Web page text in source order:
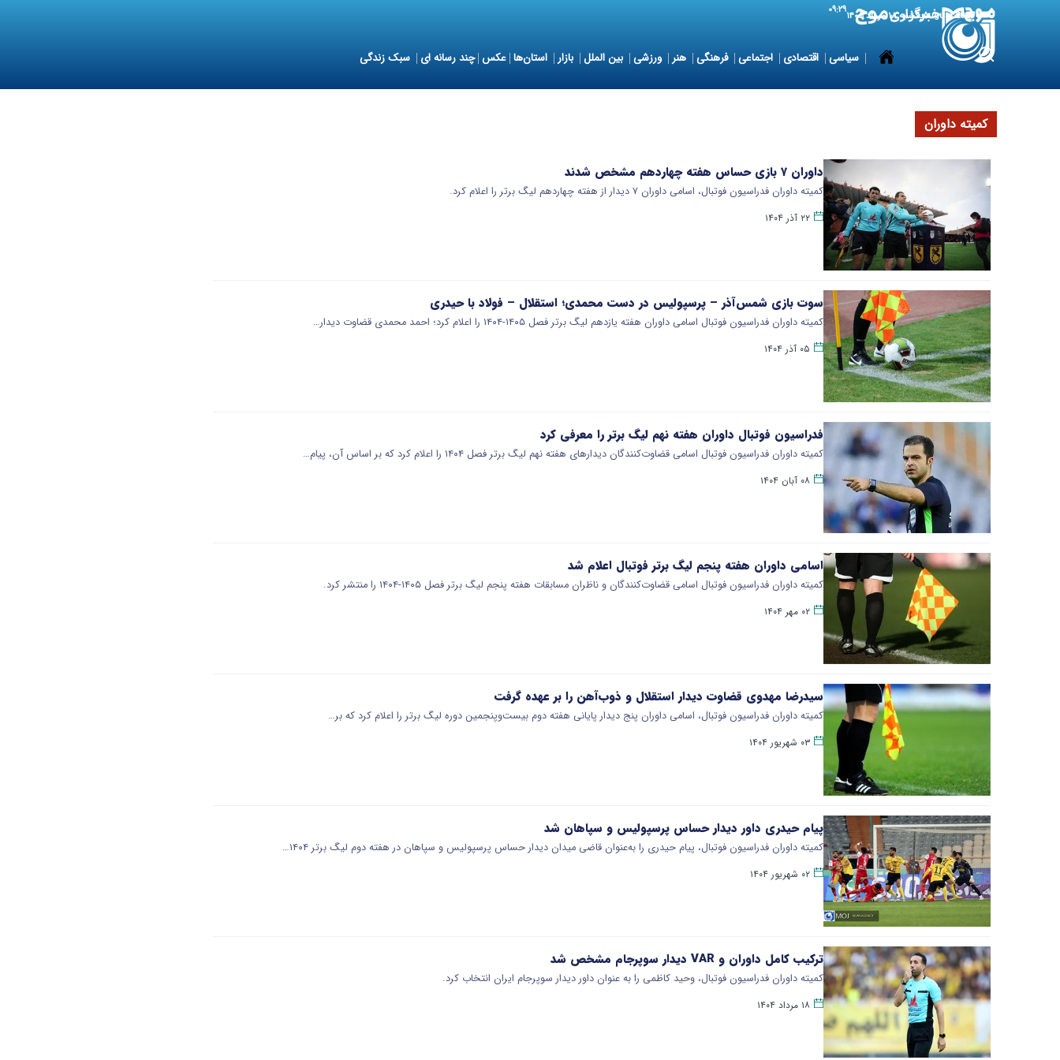
9 August 2026 یکشنبه ۱۸ مرداد ۱۴۰۵ ۰۹:۲۹
سیاسی اقتصادی اجتماعی فرهنگی هنر ورزشی بین الملل بازار استان‌ها عکس چند رسانه ای سبک زندگی
کمیته داوران
داوران ۷ بازی حساس هفته چهاردهم مشخص شدند
کمیته داوران فدراسیون فوتبال، اسامی داوران ۷ دیدار از هفته چهاردهم لیگ برتر را اعلام کرد.
۲۲ آذر ۱۴۰۴
سوت بازی شمس‌آذر – پرسپولیس در دست محمدی؛ استقلال – فولاد با حیدری
کمیته داوران فدراسیون فوتبال اسامی داوران هفته یازدهم لیگ برتر فصل ۱۴۰۵-۱۴۰۴ را اعلام کرد؛ احمد محمدی قضاوت دیدار…
۰۵ آذر ۱۴۰۴
فدراسیون فوتبال داوران هفته نهم لیگ برتر را معرفی کرد
کمیته داوران فدراسیون فوتبال اسامی قضاوت‌کنندگان دیدارهای هفته نهم لیگ برتر فصل ۱۴۰۴ را اعلام کرد که بر اساس آن، پیام…
۰۸ آبان ۱۴۰۴
اسامی داوران هفته پنجم لیگ برتر فوتبال اعلام شد
کمیته داوران فدراسیون فوتبال اسامی قضاوت‌کنندگان و ناظران مسابقات هفته پنجم لیگ برتر فصل ۱۴۰۵-۱۴۰۴ را منتشر کرد.
۰۲ مهر ۱۴۰۴
سیدرضا مهدوی قضاوت دیدار استقلال و ذوب‌آهن را بر عهده گرفت
کمیته داوران فدراسیون فوتبال، اسامی داوران پنج دیدار پایانی هفته دوم بیست‌وپنجمین دوره لیگ برتر را اعلام کرد که بر…
۰۳ شهریور ۱۴۰۴
پیام حیدری داور دیدار حساس پرسپولیس و سپاهان شد
کمیته داوران فدراسیون فوتبال، پیام حیدری را به‌عنوان قاضی میدان دیدار حساس پرسپولیس و سپاهان در هفته دوم لیگ برتر ۱۴۰۴…
۰۲ شهریور ۱۴۰۴
ترکیب کامل داوران و VAR دیدار سوپرجام مشخص شد
کمیته داوران فدراسیون فوتبال، وحید کاظمی را به عنوان داور دیدار سوپرجام ایران انتخاب کرد.
۱۸ مرداد ۱۴۰۴